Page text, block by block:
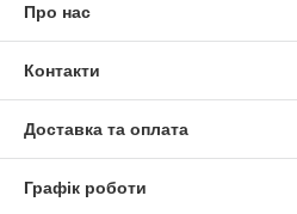
Про нас
Контакти
Доставка та оплата
Графік роботи